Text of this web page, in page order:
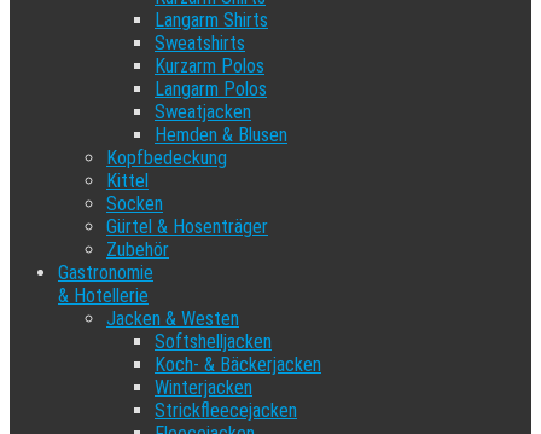
Langarm Shirts
Sweatshirts
Kurzarm Polos
Langarm Polos
Sweatjacken
Hemden & Blusen
Kopfbedeckung
Kittel
Socken
Gürtel & Hosenträger
Zubehör
Gastronomie
& Hotellerie
Jacken & Westen
Softshelljacken
Koch- & Bäckerjacken
Winterjacken
Strickfleecejacken